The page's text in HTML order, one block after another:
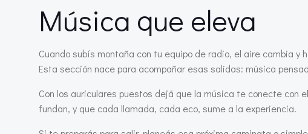
Música que eleva
Cuando subís montaña con tu equipo de radio, el aire cambia
Esta sección nace para acompañar esas salidas: música
Con los auriculares puestos dejá que la música te conecte con
fundan, y que cada llamada, cada eco, sume a la experiencia.